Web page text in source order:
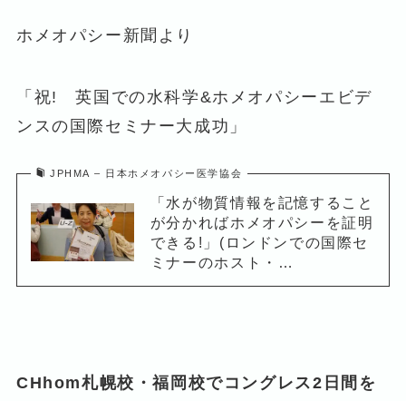
ホメオパシー新聞より
「祝! 英国での水科学&ホメオパシーエビデ
ンスの国際セミナー大成功」
JPHMA – 日本ホメオパシー医学協会
「水が物質情報を記憶すること
が分かればホメオパシーを証明
できる!」(ロンドンでの国際セ
ミナーのホスト・…
CHhom札幌校・福岡校でコングレス2日間を